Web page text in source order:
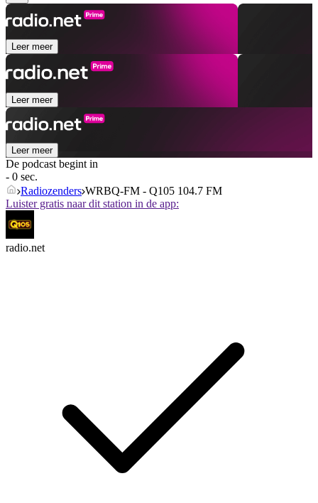
Leer meer
Leer meer
Leer meer
De podcast begint in
- 0 sec.
Radiozenders WRBQ-FM - Q105 104.7 FM
Luister gratis naar dit station in de app:
radio.net